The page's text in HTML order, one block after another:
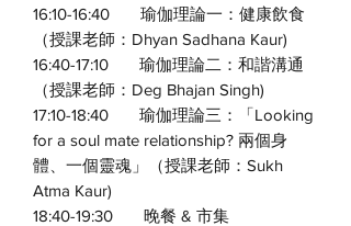
16:10-16:40 瑜伽理論一：健康飲食
（授課老師：Dhyan Sadhana Kaur)
16:40-17:10 瑜伽理論二：和諧溝通
（授課老師：Deg Bhajan Singh)
17:10-18:40 瑜伽理論三：「Looking
for a soul mate relationship? 兩個身
體、一個靈魂」（授課老師：Sukh
Atma Kaur)
18:40-19:30 晚餐 & 市集